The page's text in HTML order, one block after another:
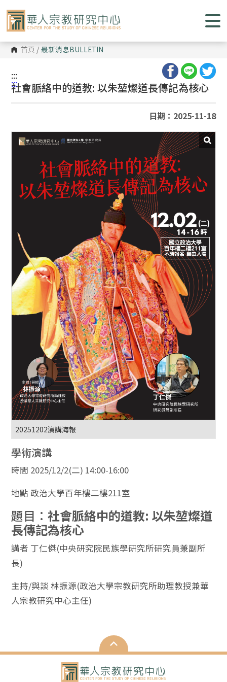
到
主
要
內
容
區 首頁 / 最新消息BULLETIN
:::
:::
社會脈絡中的道教: 以朱堃燦道長傳記為核心
日期：2025-11-18
20251202演講海報
學術演講
時間 2025/12/2(二) 14:00-16:00
地點 政治大學百年樓二樓211室
題目：社會脈絡中的道教: 以朱堃燦道
長傳記為核心
講者 丁仁傑(中央研究院民族學研究所研究員兼副所
長)
主持/與談 林振源(政治大學宗教研究所助理教授兼華
人宗教研究中心主任)